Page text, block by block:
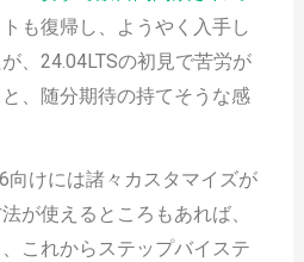
も復帰し、ようやく入手し
、24.04LTSの初見で苦労が
、随分期待の持てそうな感
向けには諸々カスタマイズが
が使えるところもあれば、
これからステップバイステ